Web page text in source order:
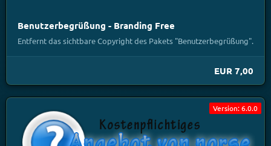
Benutzerbegrüßung - Branding Free
Entfernt das sichtbare Copyright des Pakets "Benutzerbegrüßung".
EUR 7,00
Version: 6.0.0